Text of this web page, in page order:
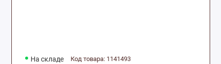
На складе Код товара: 1141493